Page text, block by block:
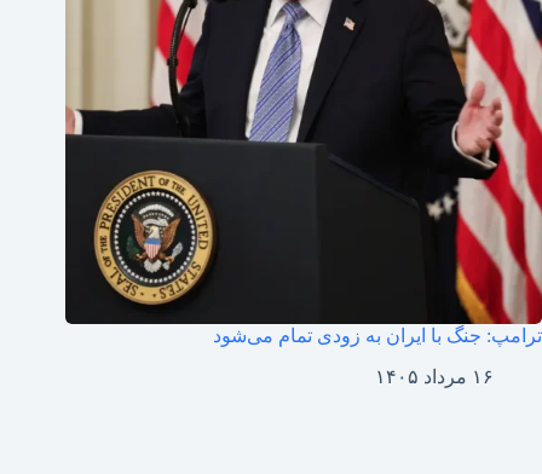
ترامپ: جنگ با ایران به زودی تمام می‌شود
۱۶ مرداد ۱۴۰۵